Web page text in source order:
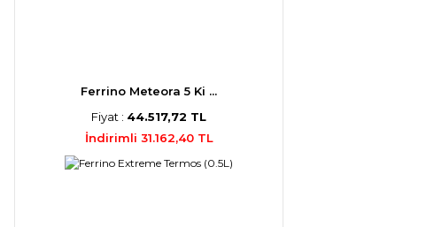
Ferrino Meteora 5 Ki ...
Fiyat : 44.517,72 TL
İndirimli 31.162,40 TL